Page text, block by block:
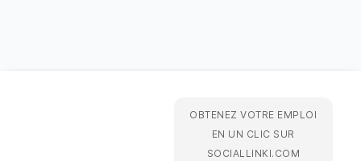
OBTENEZ VOTRE EMPLOI
EN UN CLIC SUR
SOCIALLINKI.COM